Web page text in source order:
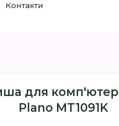
Контакти
для
Plano MT1091K